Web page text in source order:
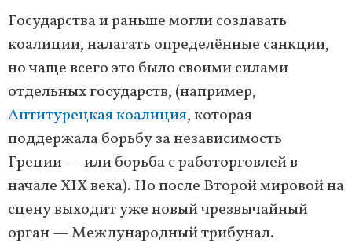
Государства и раньше могли создавать
коалиции, налагать определённые санкции,
но чаще всего это было своими силами
отдельных государств, (например,
Антитурецкая коалиция, которая
поддержала борьбу за независимость
Греции — или борьба с работорговлей в
начале XIX века). Но после Второй мировой на
сцену выходит уже новый чрезвычайный
орган — Международный трибунал.